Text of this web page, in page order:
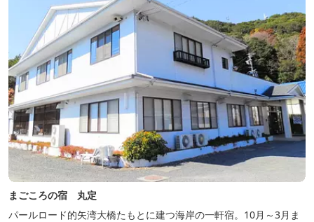
まごころの宿 丸定
パールロード的矢湾大橋たもとに建つ海岸の一軒宿。10月～3月ま